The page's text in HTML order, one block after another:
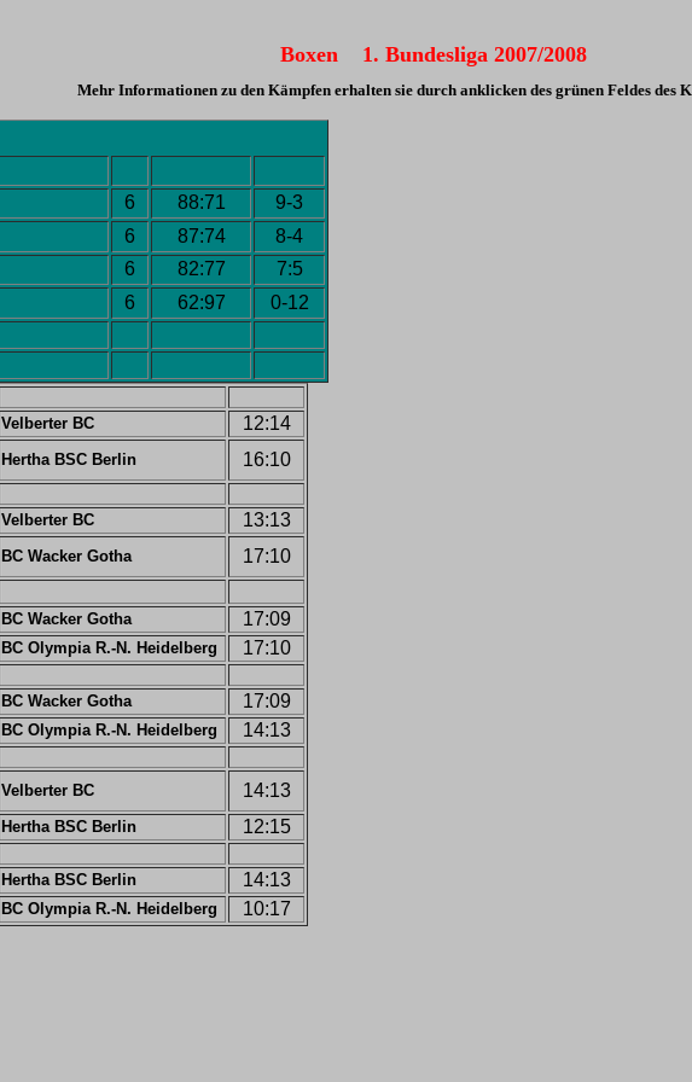
Boxen 1. Bundesliga 2007/2008
Mehr Informationen zu den Kämpfen erhalten sie durch anklicken des grünen Feldes des
6 88:71
9-3
6 87:74
8-4
6 82:77
7:5
6 62:97 0-12
Velberter BC 12:14
Hertha BSC Berlin 16:10
Velberter BC 13:13
BC Wacker Gotha 17:10
BC Wacker Gotha 17:09
BC Olympia R.-N. Heidelberg 17:10
BC Wacker Gotha 17:09
BC Olympia R.-N. Heidelberg 14:13
Velberter BC 14:13
Hertha BSC Berlin 12:15
Hertha BSC Berlin 14:13
BC Olympia R.-N. Heidelberg 10:17